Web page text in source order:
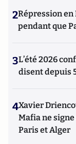
2Répression en
pendant que
3L’été 2026
disent depuis
4Xavier
Mafia ne
Paris et Alger